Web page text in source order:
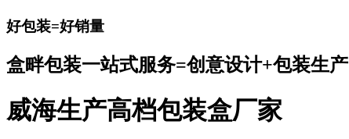
好包装=好销量
盒畔包装一站式服务=创意设计+包装生产
威海生产高档包装盒厂家